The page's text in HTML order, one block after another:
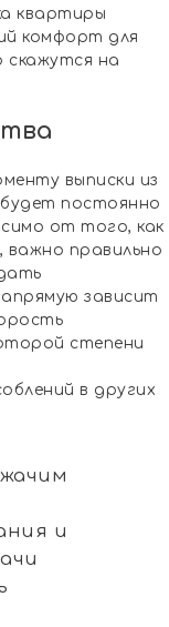
квартиры
комфорт для
скажутся на
выписки из
постоянно
от того, как
важно правильно
зависит
степени
в других
и